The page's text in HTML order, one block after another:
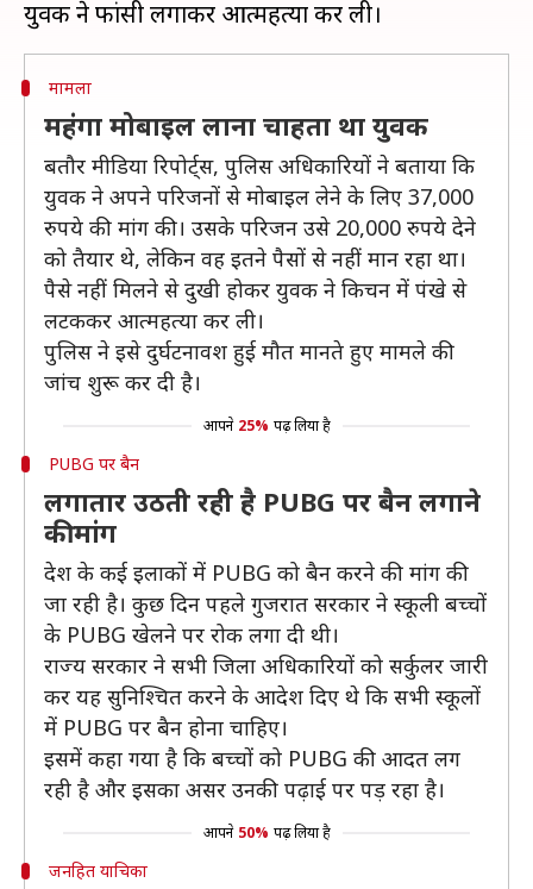
मामला
महंगा मोबाइल लाना चाहता था युवक
बतौर मीडिया रिपोर्ट्स, पुलिस अधिकारियों ने बताया कि
युवक ने अपने परिजनों से मोबाइल लेने के लिए 37,000
रुपये की मांग की। उसके परिजन उसे 20,000 रुपये देने
को तैयार थे, लेकिन वह इतने पैसों से नहीं मान रहा था।
पैसे नहीं मिलने से दुखी होकर युवक ने किचन में पंखे से
लटककर आत्महत्या कर ली।
पुलिस ने इसे दुर्घटनावश हुई मौत मानते हुए मामले की
जांच शुरू कर दी है।
आपने 25% पढ़ लिया है
PUBG पर बैन
लगातार उठती रही है PUBG पर बैन लगाने
की मांग
देश के कई इलाकों में PUBG को बैन करने की मांग की
जा रही है। कुछ दिन पहले गुजरात सरकार ने स्कूली बच्चों
के PUBG खेलने पर रोक लगा दी थी।
राज्य सरकार ने सभी जिला अधिकारियों को सर्कुलर जारी
कर यह सुनिश्चित करने के आदेश दिए थे कि सभी स्कूलों
में PUBG पर बैन होना चाहिए।
इसमें कहा गया है कि बच्चों को PUBG की आदत लग
रही है और इसका असर उनकी पढ़ाई पर पड़ रहा है।
आपने 50% पढ़ लिया है
जनहित याचिका